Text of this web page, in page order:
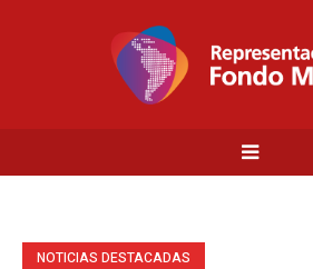
NOTICIAS DESTACADAS